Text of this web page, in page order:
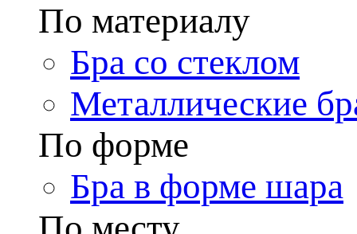
По материалу
Бра со стеклом
Металлические
По форме
Бра в форме шара